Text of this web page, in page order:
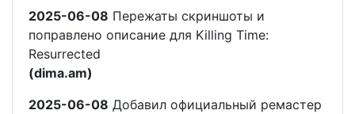
2025-06-08 Пережаты скриншоты и
поправлено описание для Killing Time:
Resurrected
(dima.am)
2025-06-08 Добавил официальный ремастер